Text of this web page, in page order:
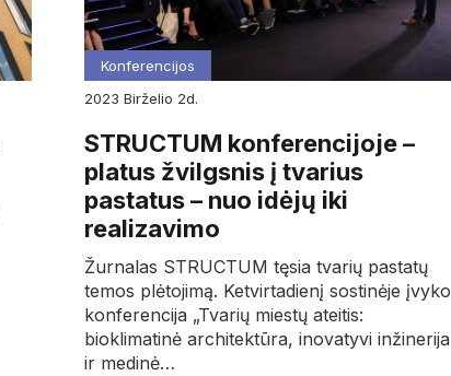
Konferencijos
2023
birželio 2d.
STRUCTUM konferencijoje –
platus žvilgsnis į tvarius
pastatus – nuo idėjų iki
realizavimo
Žurnalas STRUCTUM tęsia tvarių pastatų
temos plėtojimą. Ketvirtadienį sostinėje įvyko
konferencija „Tvarių miestų ateitis:
bioklimatinė architektūra, inovatyvi inžinerija
ir medinė…